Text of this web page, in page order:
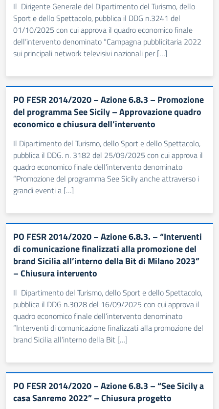
Il Dirigente Generale del Dipartimento del Turismo, dello
Sport e dello Spettacolo, pubblica il DDG n.3241 del
01/10/2025 con cui approva il quadro economico finale
dell’intervento denominato “Campagna pubblicitaria 2022
sui principali network televisivi nazionali per […]
PO FESR 2014/2020 – Azione 6.8.3 – Promozione
del programma See Sicily – Approvazione quadro
economico e chiusura dell’intervento
Il Dipartimento del Turismo, dello Sport e dello Spettacolo,
pubblica il DDG. n. 3182 del 25/09/2025 con cui approva il
quadro economico finale dell’intervento denominato
“Promozione del programma See Sicily anche attraverso i
grandi eventi a […]
PO FESR 2014/2020 – Azione 6.8.3. – “Interventi
di comunicazione finalizzati alla promozione del
brand Sicilia all’interno della Bit di Milano 2023”
– Chiusura intervento
Il Dipartimento del Turismo, dello Sport e dello Spettacolo,
pubblica il DDG n.3028 del 16/09/2025 con cui approva il
quadro economico finale dell’intervento denominato
“Interventi di comunicazione finalizzati alla promozione del
brand Sicilia all’interno della Bit […]
PO FESR 2014/2020 – Azione 6.8.3 – “See Sicily a
casa Sanremo 2022” – Chiusura progetto